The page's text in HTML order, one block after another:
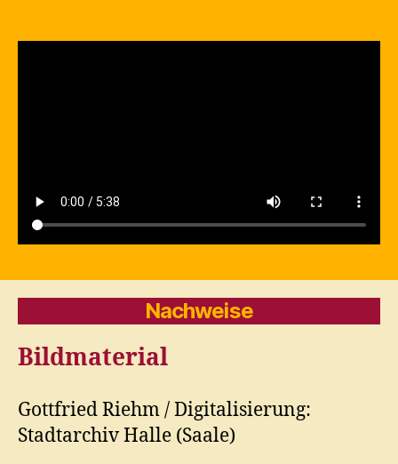
Nachweise
Bildmaterial
Gottfried Riehm / Digitalisierung:
Stadtarchiv Halle (Saale)